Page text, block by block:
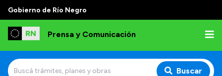
Gobierno de Río Negro
Prensa y Comunicación
Buscar